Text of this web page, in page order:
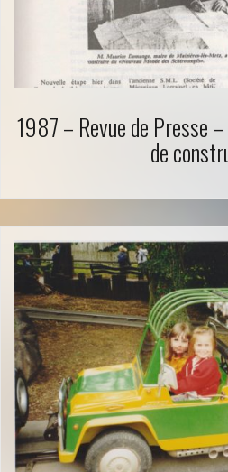
1987 – Revue de Presse
de